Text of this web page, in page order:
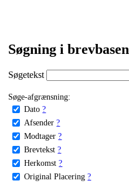
Søgning i brevbasen
Søgetekst
Søge-afgrænsning:
Dato ?
Afsender ?
Modtager ?
Brevtekst ?
Herkomst ?
Original Placering ?